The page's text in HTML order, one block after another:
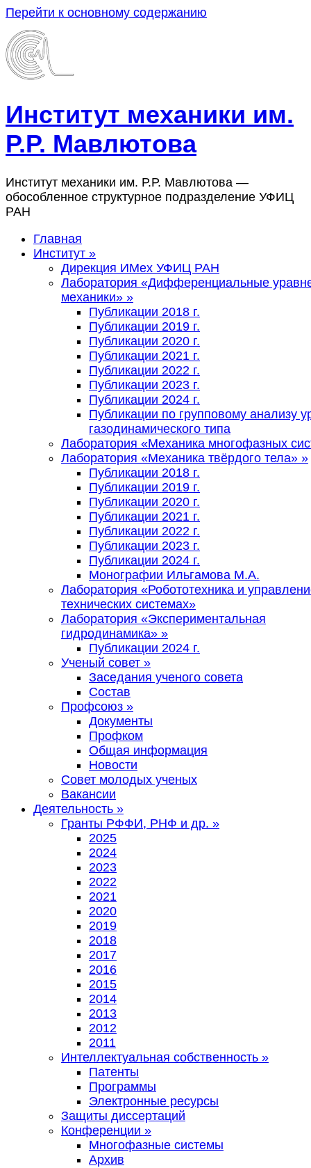
Перейти к основному содержанию
Институт механики им.
Р.Р. Мавлютова
Институт механики им. Р.Р. Мавлютова —
обособленное структурное подразделение УФИЦ
РАН
Главная
Институт »
Дирекция ИМех УФИЦ РАН
Лаборатория «Дифференциальные
механики» »
Публикации 2018 г.
Публикации 2019 г.
Публикации 2020 г.
Публикации 2021 г.
Публикации 2022 г.
Публикации 2023 г.
Публикации 2024 г.
Публикации по групповому анализу
газодинамического типа
Лаборатория «Механика многофазных
Лаборатория «Механика твёрдого тела» »
Публикации 2018 г.
Публикации 2019 г.
Публикации 2020 г.
Публикации 2021 г.
Публикации 2022 г.
Публикации 2023 г.
Публикации 2024 г.
Монографии Ильгамова М.А.
Лаборатория «Робототехника и
технических системах»
Лаборатория «Экспериментальная
гидродинамика» »
Публикации 2024 г.
Ученый совет »
Заседания ученого совета
Состав
Профсоюз »
Документы
Профком
Общая информация
Новости
Совет молодых ученых
Вакансии
Деятельность »
Гранты РФФИ, РНФ и др. »
2025
2024
2023
2022
2021
2020
2019
2018
2017
2016
2015
2014
2013
2012
2011
Интеллектуальная собственность »
Патенты
Программы
Электронные ресурсы
Защиты диссертаций
Конференции »
Многофазные системы
Архив